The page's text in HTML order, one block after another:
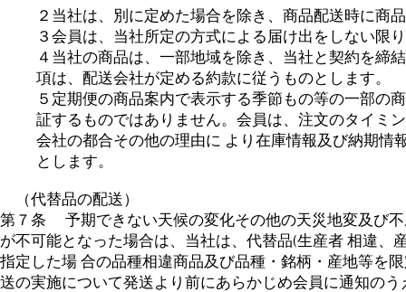
２当社は、別に定めた場合を除き、商品配送時に商
３会員は、当社所定の方式による届け出をしない限
４当社の商品は、一部地域を除き、当社と契約を締
項は、配送会社が定める約款に従うものとします。
５定期便の商品案内で表示する季節もの等の一部の
証するものではありません。会員は、注文のタイミ
会社の都合その他の理由に より在庫情報及び納期情
とします。
（代替品の配送）
第７条 予期できない天候の変化その他の天災地変及び
が不可能となった場合は、当社は、代替品(生産者 相違
指定した場 合の品種相違商品及び品種・銘柄・産地等を
送の実施について発送より前にあらかじめ会員に通知の